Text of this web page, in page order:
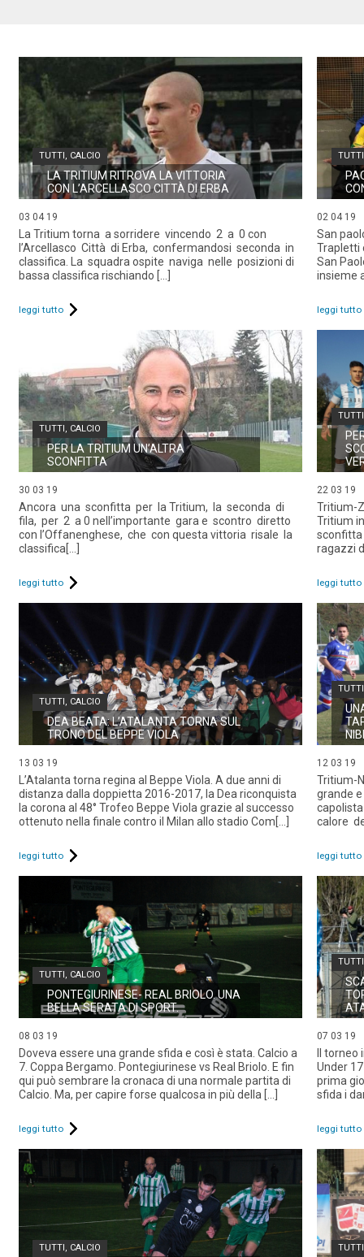
LA TRITIUM RITROVA LA VITTORIA
CON L’ARCELLASCO CITTÀ DI ERBA
TUTTI, CALCIO
03 04 19
La Tritium torna a sorridere vincendo 2 a 0 con
l’Arcellasco Città di Erba, confermandosi seconda in
classifica. La squadra ospite naviga nelle posizioni di
bassa classifica rischiando [...]
leggi tutto
TUTTI
02 04 19
San
Trapletti
San
insieme
leggi tutto
PER LA TRITIUM UN’ALTRA
SCONFITTA
TUTTI, CALCIO
30 03 19
Ancora una sconfitta per la Tritium, la seconda di
fila, per 2 a 0 nell’importante gara e scontro diretto
con l’Offanenghese, che con questa vittoria risale la
classifica[...]
leggi tutto
TUTTI
22 03 19
Tritium-
Tritium
sconfitta
ragazzi
leggi tutto
DEA BEATA: L’ATALANTA TORNA SUL
TRONO DEL BEPPE VIOLA
TUTTI, CALCIO
13 03 19
L’Atalanta torna regina al Beppe Viola. A due anni di
distanza dalla doppietta 2016-2017, la Dea riconquista
la corona al 48° Trofeo Beppe Viola grazie al successo
ottenuto nella finale contro il Milan allo stadio Com[...]
leggi tutto
TUTTI
12 03 19
Tritium-
grande
calore
leggi tutto
PONTEGIURINESE- REAL BRIOLO. UNA
BELLA SERATA DI SPORT.
TUTTI, CALCIO
08 03 19
Doveva essere una grande sfida e così è stata. Calcio a
7. Coppa Bergamo. Pontegiurinese vs Real Briolo. E fin
qui può sembrare la cronaca di una normale partita di
Calcio. Ma, per capire forse qualcosa in più della [...]
leggi tutto
TUTTI
07 03 19
Il
Under
prima
sfida i
leggi tutto
TUTTI, CALCIO TUTTI